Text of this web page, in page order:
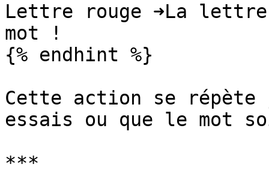
Lettre rouge ➜La
mot !
{% endhint %}
Cette action se
essais ou que le mot
***